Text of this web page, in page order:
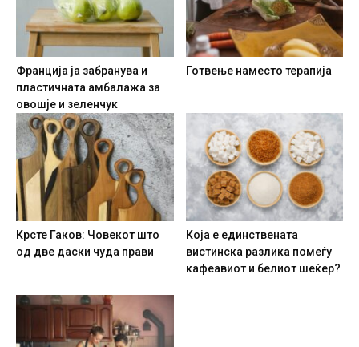
Франција ја забранува и
пластичната амбалажа за
овошје и зеленчук
Готвење наместо терапија
Крсте Гаков: Човекот што
од две даски чуда прави
Која е единствената
вистинска разлика помеѓу
кафеавиот и белиот шеќер?